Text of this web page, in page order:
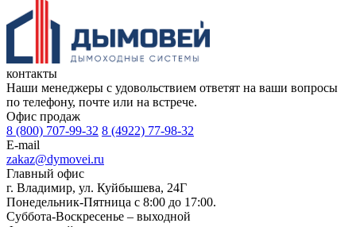
контакты
Наши менеджеры с удовольствием ответят на ваши вопросы
по телефону, почте или на встрече.
Офис продаж
8 (800) 707-99-32 8 (4922) 77-98-32
E-mail
zakaz@dymovei.ru
Главный офис
г. Владимир, ул. Куйбышева, 24Г
Понедельник-Пятница с 8:00 до 17:00.
Суббота-Воскресенье – выходной